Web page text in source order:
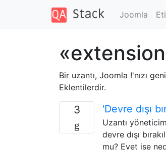
Joomla
Bir uzantı, Joomla !'nızı
Eklentilerdir.
3 'Devre dışı
Uzantı
devre dışı
mu? Evet ise